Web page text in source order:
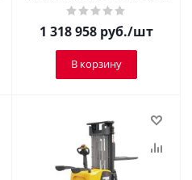
ES20T4
1 318 958 руб./шт
В корзину